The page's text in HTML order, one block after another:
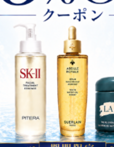
Lauder
エスティローダー
109点 /最大73%OFF
ランキング第5位(07
美しくなれる」信
してやまないブラ